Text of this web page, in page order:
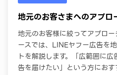
地元のお客さまへのアプロ
地元のお客様に絞ってアプロ
ースでは、LINEヤフー広告を
トを解説します。「広範囲に
告を届けたい」という方におす